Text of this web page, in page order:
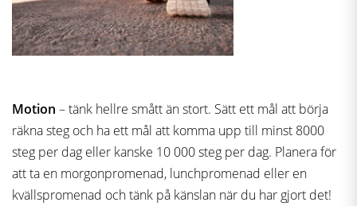
Motion – tänk hellre smått än stort. Sätt ett mål att börja
räkna steg och ha ett mål att komma upp till minst 8000
steg per dag eller kanske 10 000 steg per dag. Planera för
att ta en morgonpromenad, lunchpromenad eller en
kvällspromenad och tänk på känslan när du har gjort det!